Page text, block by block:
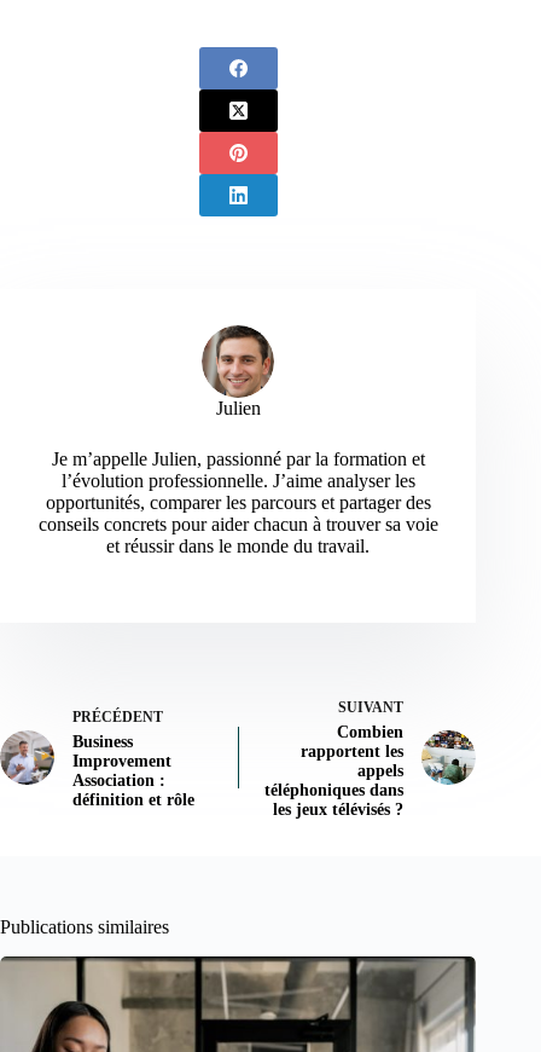
Julien
Je m’appelle Julien, passionné par la formation et
l’évolution professionnelle. J’aime analyser les
opportunités, comparer les parcours et partager des
conseils concrets pour aider chacun à trouver sa voie
et réussir dans le monde du travail.
PRÉCÉDENT
Business
Improvement
Association :
définition et rôle
SUIVANT
Combien
rapportent les
appels
téléphoniques dans
les jeux télévisés ?
Publications similaires